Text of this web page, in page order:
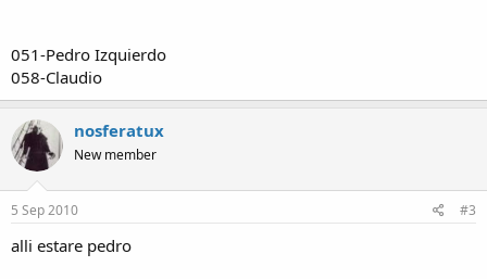
051-Pedro Izquierdo
058-Claudio
nosferatux
New member
5 Sep 2010 #3
alli estare pedro